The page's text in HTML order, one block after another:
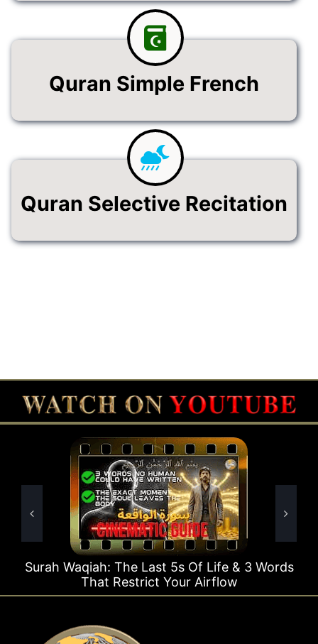
Quran Simple French
Quran Selective Recitation
The Last 5s Of Life & 3 Words
That Restrict Your Airflow
Surah